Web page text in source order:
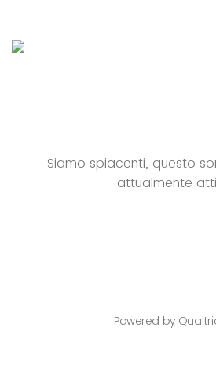
Siamo spiacenti, questo
attualmente
Powered by